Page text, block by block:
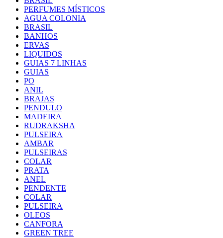
PERFUMES MÍSTICOS
AGUA COLONIA
BRASIL
BANHOS
ERVAS
LIQUIDOS
GUIAS 7 LINHAS
GUIAS
PO
ANIL
BRAJAS
PENDULO
MADEIRA
RUDRAKSHA
PULSEIRA
AMBAR
PULSEIRAS
COLAR
PRATA
ANEL
PENDENTE
COLAR
PULSEIRA
OLEOS
CANFORA
GREEN TREE